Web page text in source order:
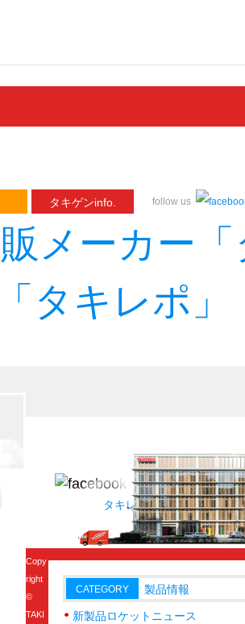
follow us
タキゲンinfo.
タキレポFacebookページへ
CATEGORY 製品情報
新製品ロケットニュース
Copy
right
©
TAKI